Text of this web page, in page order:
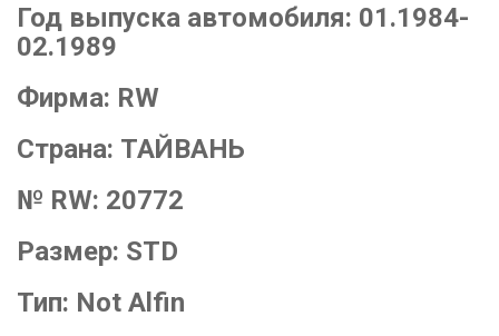
Год выпуска автомобиля: 01.1984-
02.1989
Фирма: RW
Страна: ТАЙВАНЬ
№ RW: 20772
Размер: STD
Тип: Not Alfin